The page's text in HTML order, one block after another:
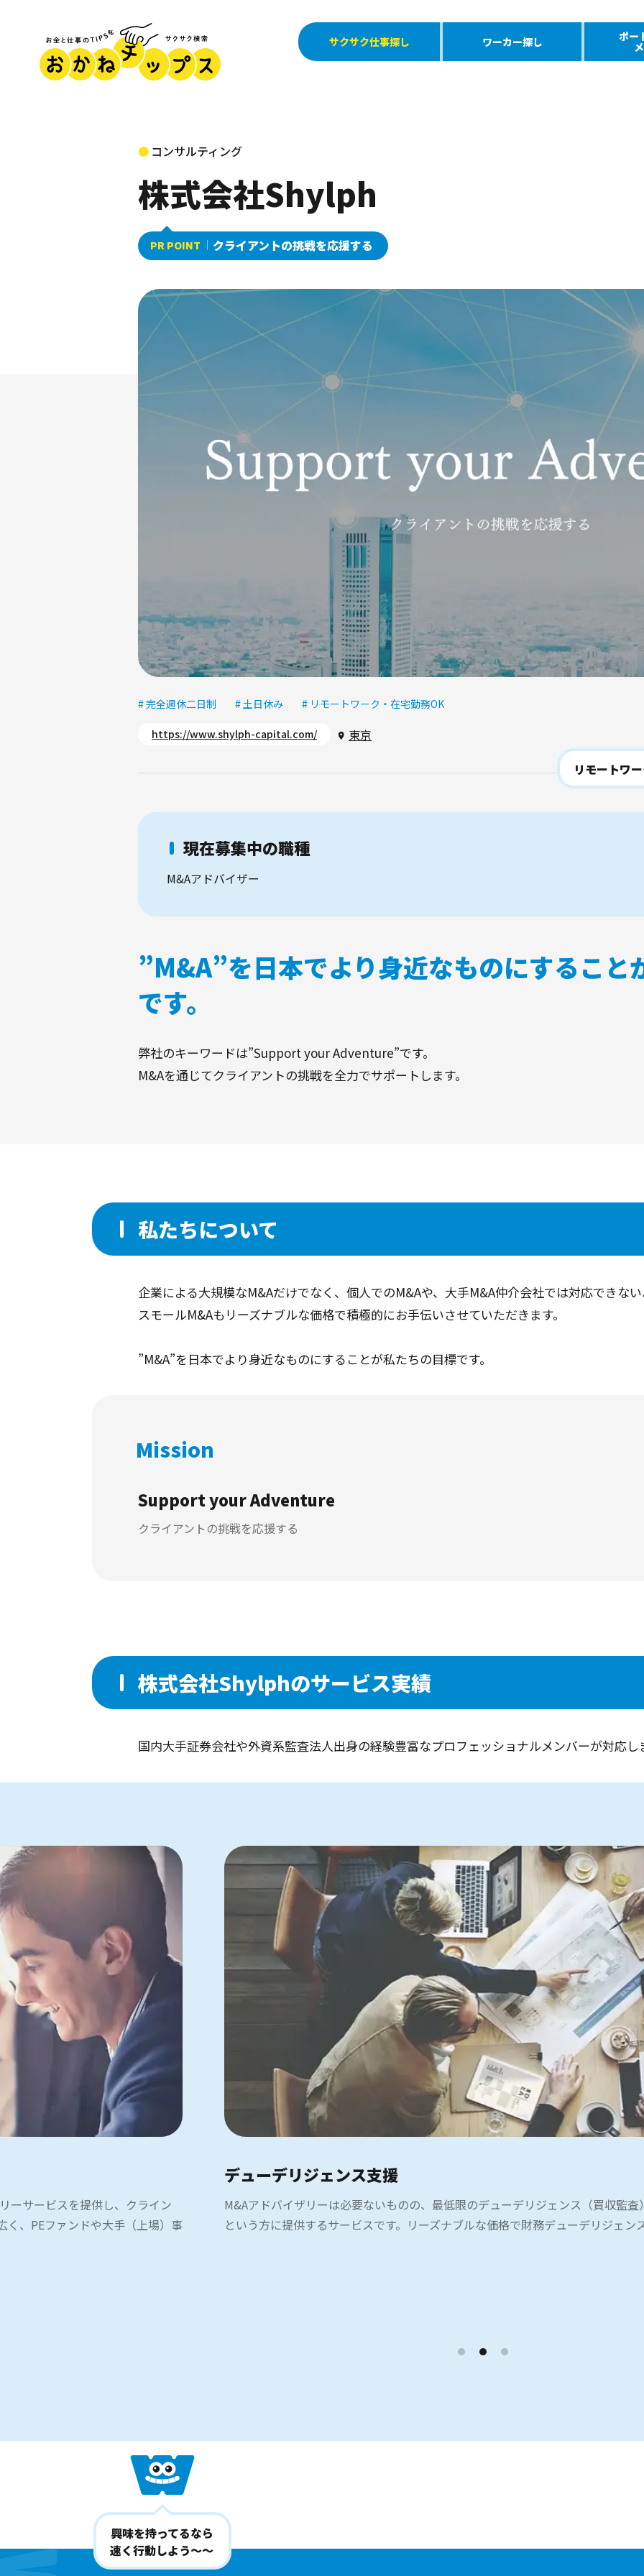
サクサク仕事探し ワーカー探し ポー
コンサルティング
株式会社Shylph
PR POINT クライアントの挑戦を応援する
# 完全週休二日制 # 土日休み # リモートワーク・在宅勤務OK
https://www.shylph-capital.com/ 東京
リモートワ
現在募集中の職種
M&Aアドバイザー
”M&A”を日本でより身近なものにすること
です。
弊社のキーワードは”Support your Adventure”です。
私たちについて
企業による大規模なM&Aだけでなく、個人でのM&Aや、大手M&A仲介会社では対応できな
スモールM&Aもリーズナブルな価格で積極的にお手伝いさせていただきます。
”M&A”を日本でより身近なものにすることが私たちの目標です。
Mission
​Support your Adventure
クライアントの挑戦を応援する
株式会社Shylphのサービス実績
国内大手証券会社や外資系監査法人出身の経験豊富なプロフェッショナルメンバーが対応し
ーサービスを提供し、クライン
く、PEファンドや大手（上場）事
デューデリジェンス支援
M&Aアドバイザリーは必要ないものの、最低限のデューデリジェンス（買収監
という方に提供するサービスです。リーズナブルな価格で財務デューデリジェン
興味を持ってるなら
速く行動しよう〜〜